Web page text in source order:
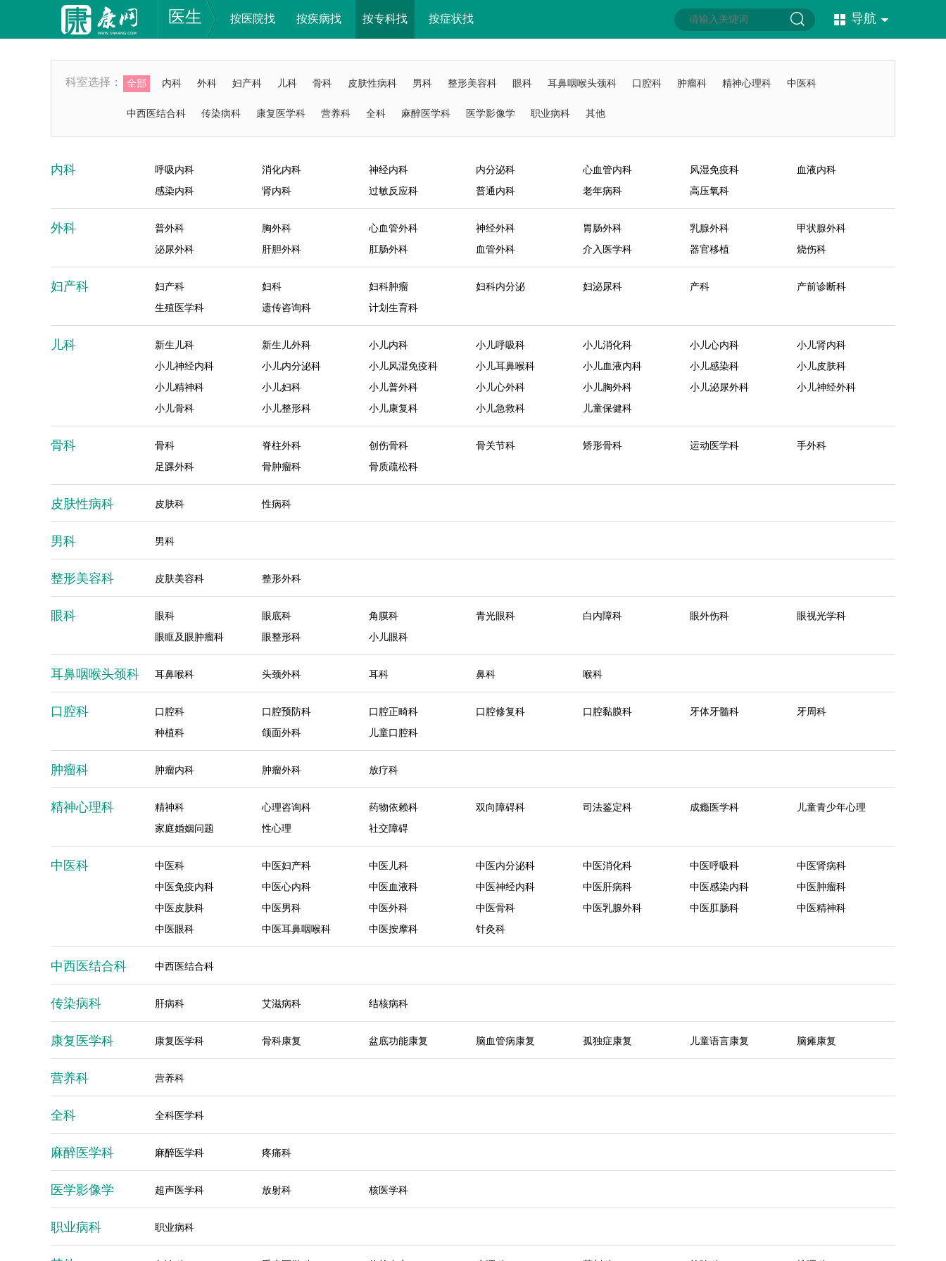
医生 按医院找 按疾病找 按专科找 按症状找 导航
科室选择： 全部 内科 外科 妇产科 儿科 骨科 皮肤性病科 男科 整形美容科 眼科 耳鼻咽喉头颈科 口腔科 肿瘤科 精神心理科 中医科
中西医结合科 传染病科 康复医学科 营养科 全科 麻醉医学科 医学影像学 职业病科 其他
内科 呼吸内科 消化内科 神经内科 内分泌科 心血管内科 风湿免疫科
血液内科
感染内科
肾内科 过敏反应科 普通内科 老年病科 高压氧科
外科 普外科 胸外科 心血管外科 神经外科 胃肠外科 乳腺外科
甲状腺外科
泌尿外科
肝胆外科 肛肠外科 血管外科 介入医学科 器官移植 烧伤科
妇产科 妇产科 妇科 妇科肿瘤 妇科内分泌 妇泌尿科 产科
产前诊断科
生殖医学科
遗传咨询科 计划生育科
儿科 新生儿科 新生儿外科 小儿内科 小儿呼吸科 小儿消化科 小儿心内科
小儿肾内科
小儿神经内科
小儿内分泌科 小儿风湿免疫科 小儿耳鼻喉科 小儿血液内科 小儿感染科
小儿皮肤科
小儿精神科
小儿妇科 小儿普外科 小儿心外科 小儿胸外科 小儿泌尿外科
小儿神经外科
小儿骨科
小儿整形科 小儿康复科 小儿急救科 儿童保健科
骨科 骨科 脊柱外科 创伤骨科 骨关节科 矫形骨科 运动医学科
手外科
足踝外科
骨肿瘤科 骨质疏松科
皮肤性病科 皮肤科 性病科
男科 男科
整形美容科 皮肤美容科 整形外科
眼科 眼科 眼底科 角膜科 青光眼科 白内障科 眼外伤科
眼视光学科
眼眶及眼肿瘤科
眼整形科 小儿眼科
耳鼻咽喉头颈科 耳鼻喉科 头颈外科 耳科 鼻科 喉科
口腔科 口腔科 口腔预防科 口腔正畸科 口腔修复科 口腔黏膜科 牙体牙髓科
牙周科
种植科
颌面外科 儿童口腔科
肿瘤科 肿瘤内科 肿瘤外科 放疗科
精神心理科 精神科 心理咨询科 药物依赖科 双向障碍科 司法鉴定科 成瘾医学科
儿童青少年心理
家庭婚姻问题
性心理 社交障碍
中医科 中医科 中医妇产科 中医儿科 中医内分泌科 中医消化科 中医呼吸科
中医肾病科
中医免疫内科
中医心内科 中医血液科 中医神经内科 中医肝病科 中医感染内科
中医肿瘤科
中医皮肤科
中医男科 中医外科 中医骨科 中医乳腺外科 中医肛肠科
中医精神科
中医眼科
中医耳鼻咽喉科 中医按摩科 针灸科
中西医结合科 中西医结合科
传染病科 肝病科 艾滋病科 结核病科
康复医学科 康复医学科 骨科康复 盆底功能康复 脑血管病康复 孤独症康复 儿童语言康复 脑瘫康复
营养科 营养科
全科 全科医学科
麻醉医学科 麻醉医学科 疼痛科
医学影像学 超声医学科 放射科 核医学科
职业病科 职业病科